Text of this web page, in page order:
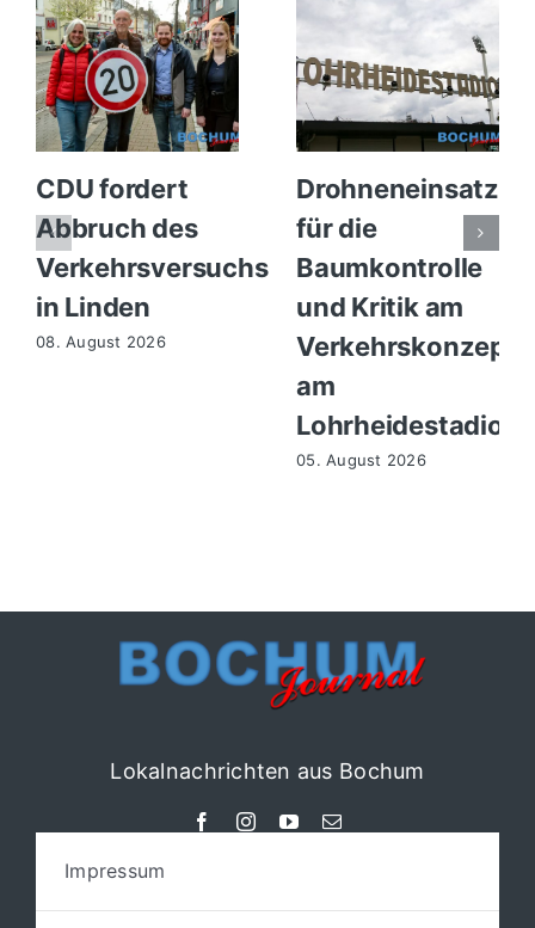
CDU fordert
Abbruch des
Verkehrsversuchs
in Linden
08. August 2026
Drohneneinsatz
für die
Baumkontrolle
und Kritik am
Verkehrskonzept
am
Lohrheidestadion
05. August 2026
Lokalnachrichten aus Bochum
Impressum